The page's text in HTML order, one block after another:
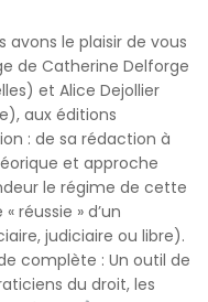
avons le plaisir de vous
de Catherine Delforge
et Alice Dejollier
aux éditions
: de sa rédaction à
et approche
le régime de cette
réussie » d’un
judiciaire ou libre).
complète : Un outil de
du droit, les